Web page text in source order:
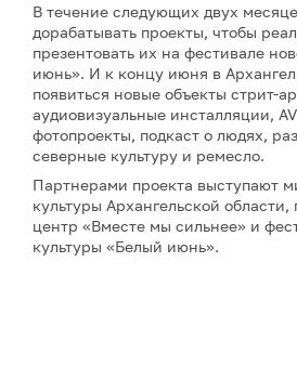
В течение следующих двух
дорабатывать проекты, чтобы
презентовать их на фестивале
июнь». И к концу июня в
появиться новые объекты стрит-
аудиовизуальные инсталляции,
фотопроекты, подкаст о людях,
северные культуру и ремесло.
Партнерами проекта выступают
культуры Архангельской области,
центр «Вместе мы сильнее» и
культуры «Белый июнь».